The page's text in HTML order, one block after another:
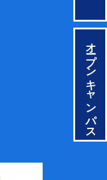
オープンキャンパス